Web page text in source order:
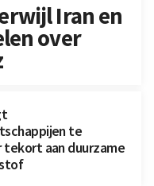
Iran en
over
te
aan duurzame